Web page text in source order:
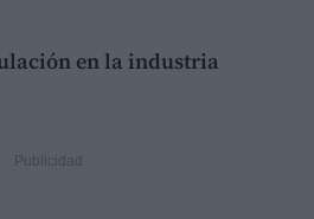
en la industria